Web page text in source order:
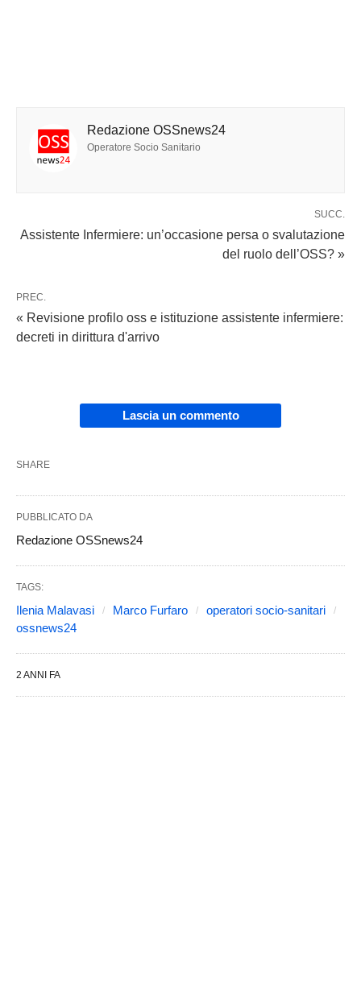
Redazione OSSnews24
Operatore Socio Sanitario
SUCC.
Assistente Infermiere: un’occasione persa o svalutazione
del ruolo dell’OSS? »
PREC.
« Revisione profilo oss e istituzione assistente infermiere:
decreti in dirittura d'arrivo
Lascia un commento
SHARE
PUBBLICATO DA
Redazione OSSnews24
TAGS:
Ilenia Malavasi Marco Furfaro
operatori socio-sanitari
ossnews24
2 ANNI FA